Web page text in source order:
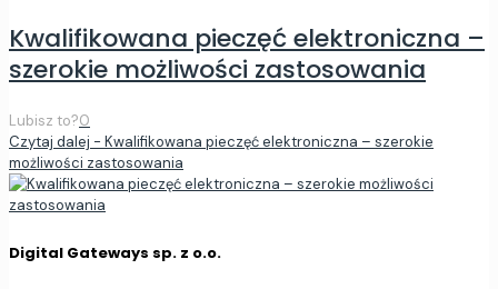
Kwalifikowana pieczęć elektroniczna –
szerokie możliwości zastosowania
Lubisz to?0
Czytaj dalej - Kwalifikowana pieczęć elektroniczna – szerokie
możliwości zastosowania
Digital Gateways sp. z o.o.